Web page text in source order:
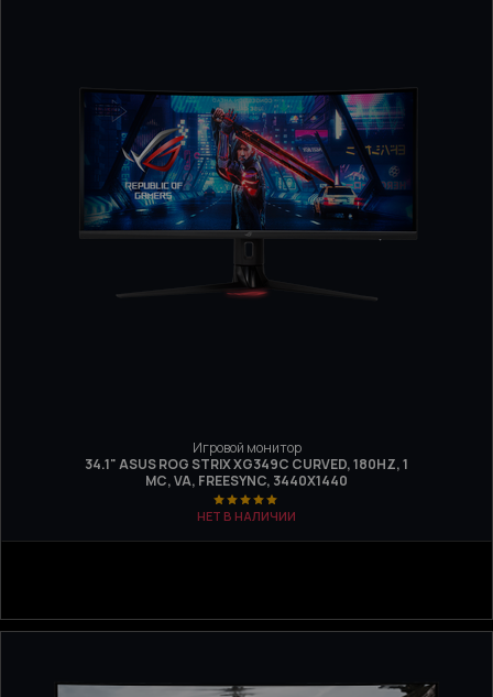
Игровой монитор
34.1" ASUS ROG STRIX XG349C CURVED, 180HZ, 1
МС, VA, FREESYNC, 3440X1440
НЕТ В НАЛИЧИИ